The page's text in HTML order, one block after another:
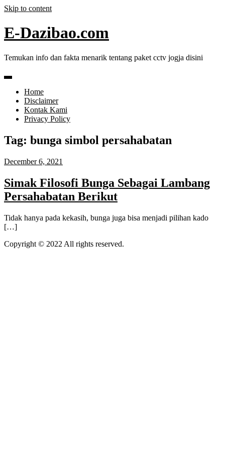
Skip to content
E-Dazibao.com
Temukan info dan fakta menarik tentang paket cctv jogja disini
Home
Disclaimer
Kontak Kami
Privacy Policy
Tag: bunga simbol persahabatan
December 6, 2021
Simak Filosofi Bunga Sebagai Lambang
Persahabatan Berikut
Tidak hanya pada kekasih, bunga juga bisa menjadi pilihan kado
[…]
Copyright © 2022 All rights reserved.